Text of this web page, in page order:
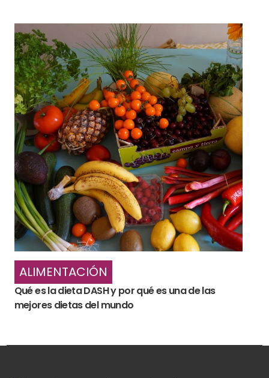
ALIMENTACIÓN
Qué es la dieta DASH y por qué es una de las
mejores dietas del mundo